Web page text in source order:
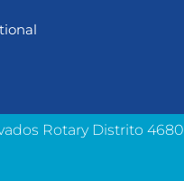
Rotary Distrito 4680